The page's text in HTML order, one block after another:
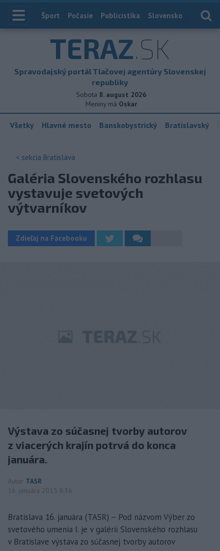
Index
Šport Počasie Publicistika Slovensko
TERAZ.SK
Spravodajský portál Tlačovej agentúry Slovenskej
republiky
Sobota 8. august 2026
Meniny má Oskar
Všetky Hlavné mesto Banskobystrický Bratislavský
< sekcia Bratislava
Galéria Slovenského rozhlasu
vystavuje svetových
výtvarníkov
Zdieľaj na Facebooku
Výstava zo súčasnej tvorby autorov
z viacerých krajín potrvá do konca
januára.
Autor TASR
16. januára 2015 8:36
Bratislava 16. januára (TASR) – Pod názvom Výber zo
svetového umenia I. je v galérii Slovenského rozhlasu
v Bratislave výstava zo súčasnej tvorby autorov